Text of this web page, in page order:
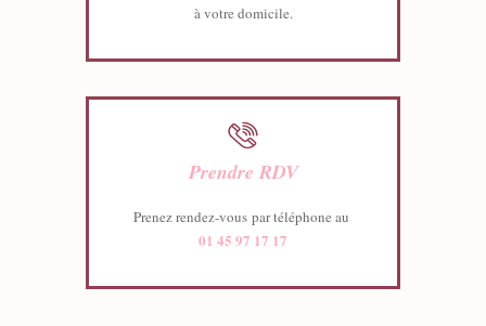
à votre domicile.
Prendre RDV
Prenez rendez-vous par téléphone au
01 45 97 17 17